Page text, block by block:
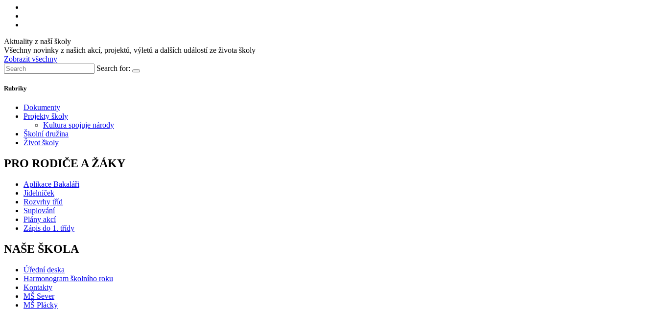
Aktuality z naší školy
Všechny novinky z našich akcí, projektů, výletů a dalších událostí ze života školy
Zobrazit všechny
Search for:
Rubriky
Dokumenty
Projekty školy
Kultura spojuje národy
Školní družina
Život školy
PRO RODIČE A ŽÁKY
Aplikace Bakaláři
Jídelníček
Rozvrhy tříd
Suplování
Plány akcí
Zápis do 1. třídy
NAŠE ŠKOLA
Úřední deska
Harmonogram školního roku
Kontakty
MŠ Sever
MŠ Plácky